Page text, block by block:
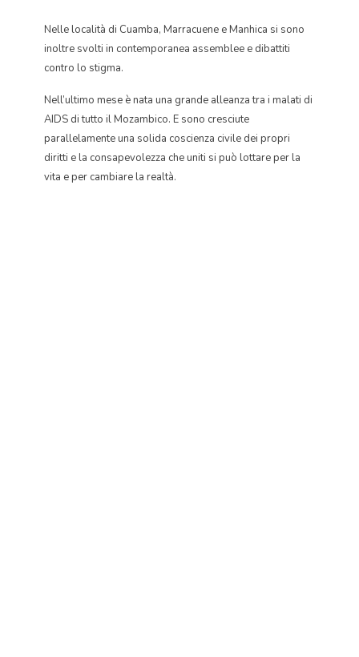
Nelle località di Cuamba, Marracuene e Manhica si sono
inoltre svolti in contemporanea assemblee e dibattiti
contro lo stigma.
Nell’ultimo mese è nata una grande alleanza tra i malati di
AIDS di tutto il Mozambico. E sono cresciute
parallelamente una solida coscienza civile dei propri
diritti e la consapevolezza che uniti si può lottare per la
vita e per cambiare la realtà.